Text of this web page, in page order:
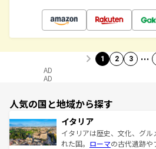
1 2 3 …
AD
AD
人気の国と地域から探す
イタリア
イタリアは歴史、文化、グ
れた国。 ローマの古代遺跡や